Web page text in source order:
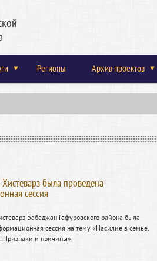
Регионы Архив проектов
была проведена
сессия
Бабаджан Гафуровского района была
сессия на тему «Насилие в семье.
Признаки и причины».